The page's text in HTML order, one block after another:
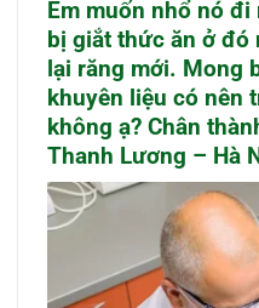
Em muốn nhổ nó
bị giắt thức ăn ở đó
lại răng mới. Mong
khuyên liệu có nên
không ạ? Chân
Thanh Lương – Hà